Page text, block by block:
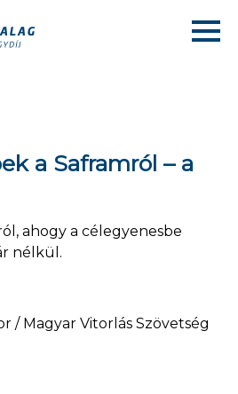
a Saframról – a
ahogy a célegyenesbe
nélkül.
/ Magyar Vitorlás Szövetség